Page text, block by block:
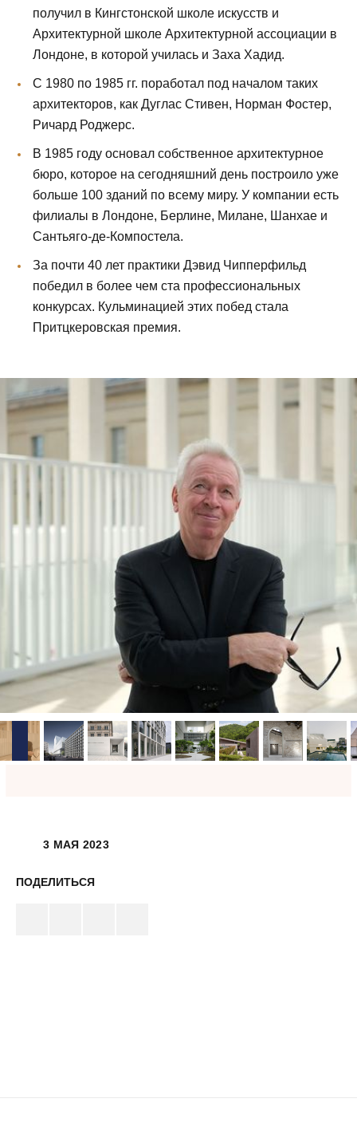
получил в Кингстонской школе искусств и
Архитектурной школе Архитектурной ассоциации в
Лондоне, в которой училась и Заха Хадид.
С 1980 по 1985 гг. поработал под началом таких
архитекторов, как Дуглас Стивен, Норман Фостер,
Ричард Роджерс.
В 1985 году основал собственное архитектурное
бюро, которое на сегодняшний день построило уже
больше 100 зданий по всему миру. У компании есть
филиалы в Лондоне, Берлине, Милане, Шанхае и
Сантьяго-де-Компостела.
За почти 40 лет практики Дэвид Чипперфильд
победил в более чем ста профессиональных
конкурсах. Кульминацией этих побед стала
Притцкеровская премия.
3 МАЯ 2023
ПОДЕЛИТЬСЯ